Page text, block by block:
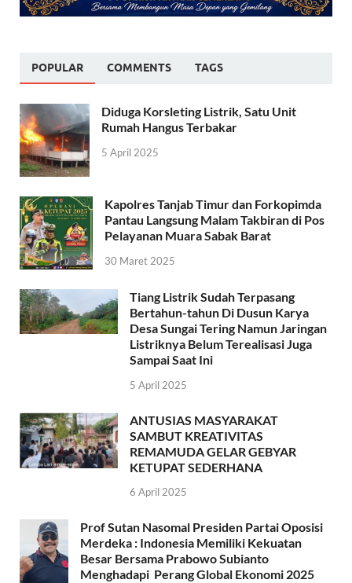
POPULAR COMMENTS TAGS
Diduga Korsleting Listrik, Satu Unit
Rumah Hangus Terbakar
5 April 2025
Kapolres Tanjab Timur dan Forkopimda
Pantau Langsung Malam Takbiran di Pos
Pelayanan Muara Sabak Barat
30 Maret 2025
Tiang Listrik Sudah Terpasang
Bertahun-tahun Di Dusun Karya
Desa Sungai Tering Namun Jaringan
Listriknya Belum Terealisasi Juga
Sampai Saat Ini
5 April 2025
ANTUSIAS MASYARAKAT
SAMBUT KREATIVITAS
REMAMUDA GELAR GEBYAR
KETUPAT SEDERHANA
6 April 2025
Prof Sutan Nasomal Presiden Partai Oposisi
Merdeka : Indonesia Memiliki Kekuatan
Besar Bersama Prabowo Subianto
Menghadapi Perang Global Ekonomi 2025